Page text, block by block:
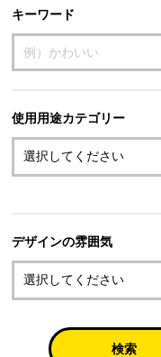
キーワード
使用用途カテゴリー
デザインの雰囲気
検索